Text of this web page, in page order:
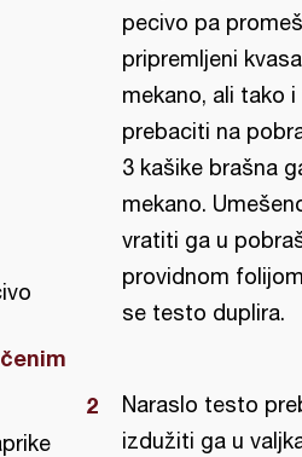
pecivo pa
pripremljeni
mekano, ali tako
prebaciti na
3 kašike brašna
mekano.
vratiti ga u
providnom
se testo duplira.
Naraslo testo
izdužiti ga u